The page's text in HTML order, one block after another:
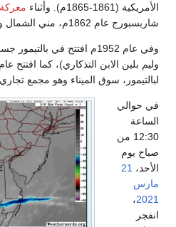
معركة أنتيتام، التي وقعت بجوار
في بالتيمور جسر خليج تشيسابيك (الآن جسر
وليم بلين الابن التذكاري)، كما افتتح عام 1980م في الميناء الداخلي
مجمع تجاري ضخم.